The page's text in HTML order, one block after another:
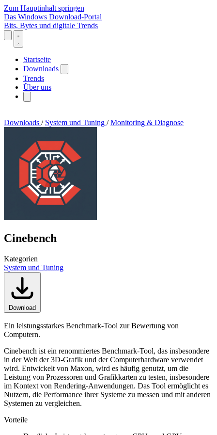
Zum Hauptinhalt springen
Das Windows Download-Portal
Bits, Bytes und digitale Trends
Startseite
Downloads
Trends
Über uns
Downloads / System und Tuning / Monitoring & Diagnose
Cinebench
Kategorien
System und Tuning
Download
Ein leistungsstarkes Benchmark-Tool zur Bewertung von
Computern.
Cinebench ist ein renommiertes Benchmark-Tool, das insbesondere
in der Welt der 3D-Grafik und der Computerhardware verwendet
wird. Entwickelt von Maxon, wird es häufig genutzt, um die
Leistung von Prozessoren und Grafikkarten zu testen, insbesondere
im Kontext von Rendering-Anwendungen. Das Tool ermöglicht es
Nutzern, die Performance ihrer Systeme zu messen und mit anderen
Systemen zu vergleichen.
Vorteile